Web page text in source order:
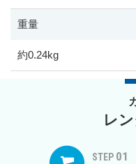
重量
約0.24kg
レ
STEP 01